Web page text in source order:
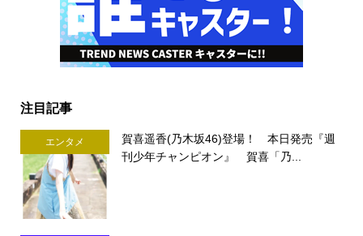
注目記事
エンタメ
賀喜遥香(乃木坂46)登場！ 本日発売『週
刊少年チャンピオン』 賀喜「乃...